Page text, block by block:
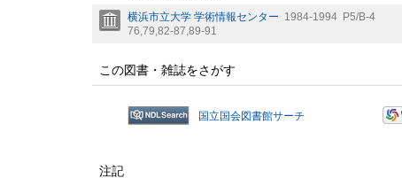
横浜市立大学 学術情報センター 1984-1994 P5/B-4
76,79,82-87,89-91
この図書・雑誌をさがす
国立国会図書館サーチ
注記